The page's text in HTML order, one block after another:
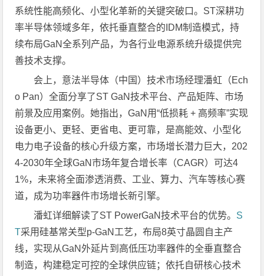
系统性能高频化、小型化革新的关键突破口。ST深耕功
率半导体领域多年，依托垂直整合的IDM制造模式，持
续布局GaN全系列产品，为各行业电源系统升级提供完
善技术支撑。
会上，意法半导体（中国）技术市场经理潘虹（Ech
o Pan）全面分享了ST GaN技术平台、产品矩阵、市场
前景及应用案例。她指出，GaN用“低损耗 + 高频率”实现
设备更小、更轻、更省电、更可靠，是高能效、小型化
电力电子设备的核心升级方案，市场增长潜力巨大，202
4-2030年全球GaN市场年复合增长率（CAGR）可达4
1%，未来将全面渗透消费、工业、算力、汽车等核心赛
道，成为功率器件市场增长新引擎。
潘虹详细解读了ST PowerGaN技术平台的优势。 S
T采用硅基常关型p-GaN工艺，布局8英寸晶圆自主产
线，实现从GaN外延片到高低压功率器件的全垂直整合
制造，构建稳定可控的全球供应链；依托自研核心技术